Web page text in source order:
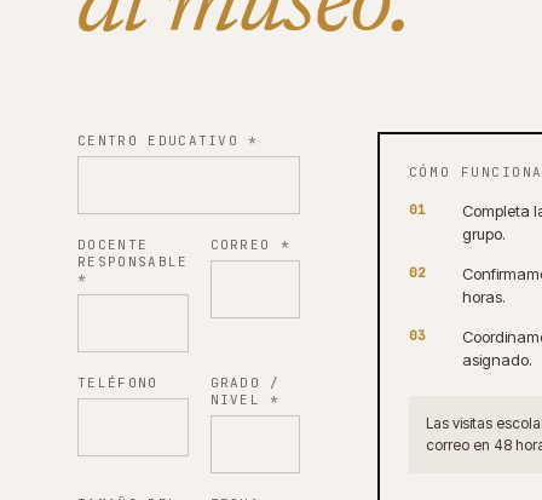
CENTRO EDUCATIVO *
DOCENTE
RESPONSABLE
*
CORREO *
TELÉFONO
GRADO /
NIVEL
*
CÓMO FUNCIONA
01
Completa
grupo.
02
horas.
03
asignado.
Las visitas
correo en 48